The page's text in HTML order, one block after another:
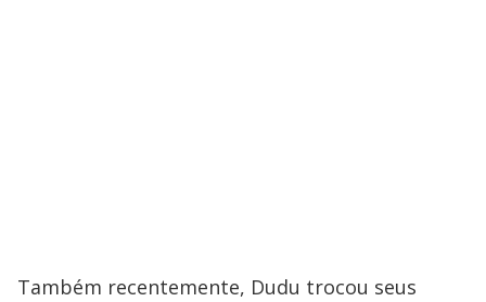
Também recentemente, Dudu trocou seus